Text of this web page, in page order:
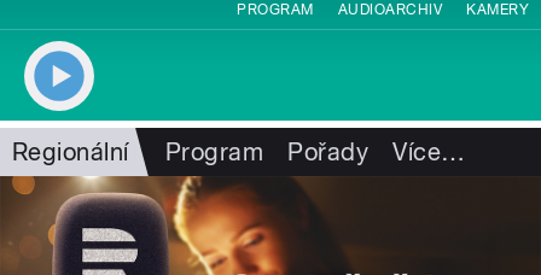
PROGRAM AUDIOARCHIV KAMERY
Regionální Program Pořady Více…